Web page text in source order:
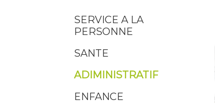
SERVICE A LA
PERSONNE
SANTE
ADIMINISTRATIF
ENFANCE